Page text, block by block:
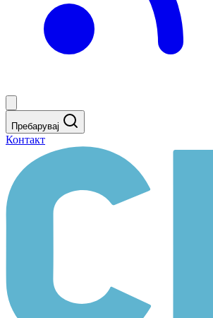
Пребарувај
Контакт